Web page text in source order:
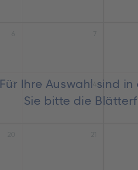
Für Ihre Auswahl sind
Sie bitte die
13